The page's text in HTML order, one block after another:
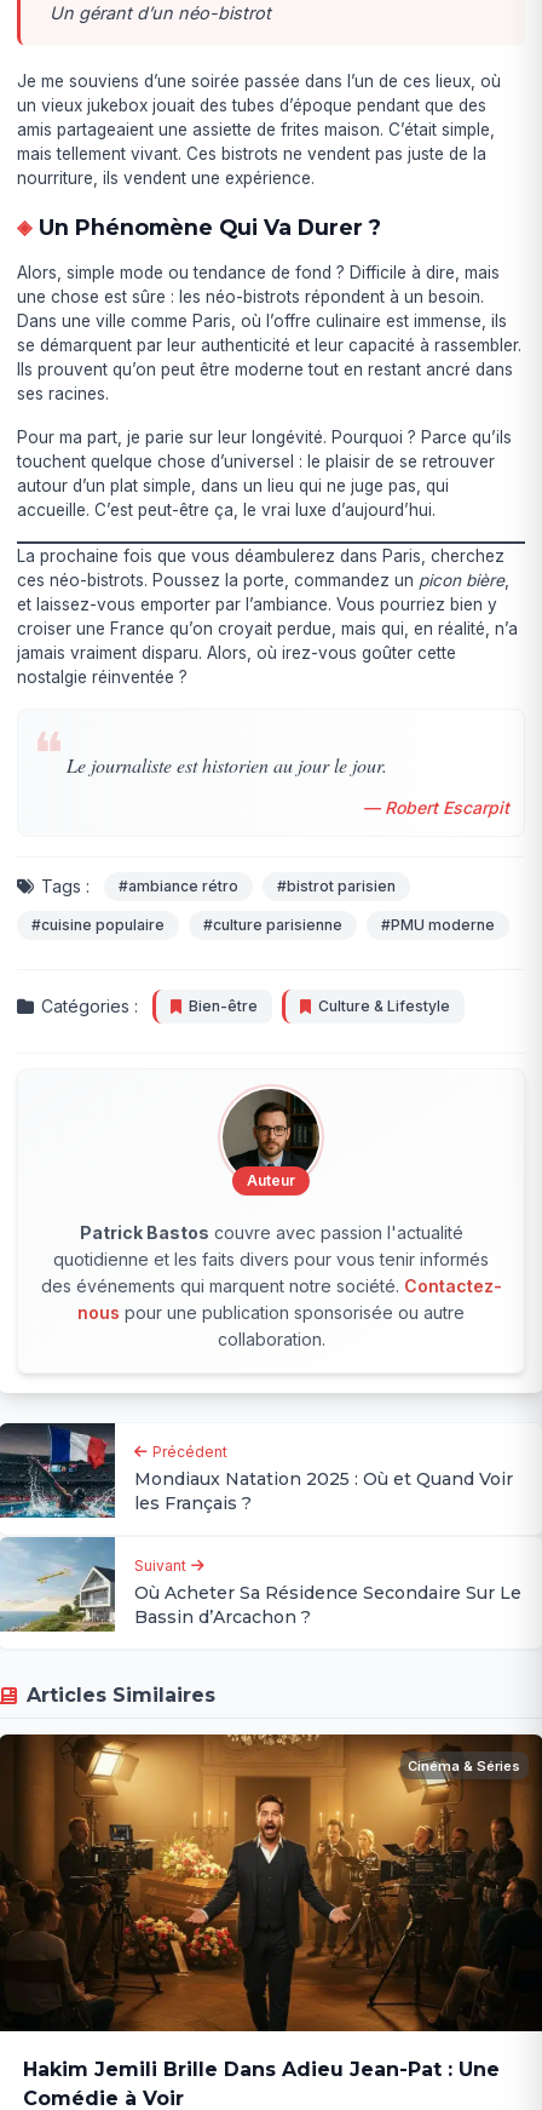
Un gérant d’un néo-bistrot
Je me souviens d’une soirée passée dans l’un de ces lieux, où
un vieux jukebox jouait des tubes d’époque pendant que des
amis partageaient une assiette de frites maison. C’était simple,
mais tellement vivant. Ces bistrots ne vendent pas juste de la
nourriture, ils vendent une expérience.
Un Phénomène Qui Va Durer ?
Alors, simple mode ou tendance de fond ? Difficile à dire, mais
une chose est sûre : les néo-bistrots répondent à un besoin.
Dans une ville comme Paris, où l’offre culinaire est immense, ils
se démarquent par leur authenticité et leur capacité à rassembler.
Ils prouvent qu’on peut être moderne tout en restant ancré dans
ses racines.
Pour ma part, je parie sur leur longévité. Pourquoi ? Parce qu’ils
touchent quelque chose d’universel : le plaisir de se retrouver
autour d’un plat simple, dans un lieu qui ne juge pas, qui
accueille. C’est peut-être ça, le vrai luxe d’aujourd’hui.
La prochaine fois que vous déambulerez dans Paris, cherchez
ces néo-bistrots. Poussez la porte, commandez un picon bière,
et laissez-vous emporter par l’ambiance. Vous pourriez bien y
croiser une France qu’on croyait perdue, mais qui, en réalité, n’a
jamais vraiment disparu. Alors, où irez-vous goûter cette
nostalgie réinventée ?
❝ Le journaliste est historien au jour le jour.
— Robert Escarpit
Tags : #ambiance rétro #bistrot parisien
#cuisine populaire #culture parisienne #PMU moderne
Catégories : Bien-être Culture & Lifestyle
Auteur
Patrick Bastos couvre avec passion l'actualité
quotidienne et les faits divers pour vous tenir informés
des événements qui marquent notre société. Contactez-
nous pour une publication sponsorisée ou autre
collaboration.
Précédent
Mondiaux Natation 2025 : Où et Quand Voir
les Français ?
Suivant
Où Acheter Sa Résidence Secondaire Sur Le
Bassin d’Arcachon ?
Articles Similaires
Cinéma & Séries
Hakim Jemili Brille Dans Adieu Jean-Pat : Une
Comédie à Voir